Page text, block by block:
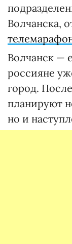
Волчанска,
Волчанск —
россияне
город.
планируют
но и